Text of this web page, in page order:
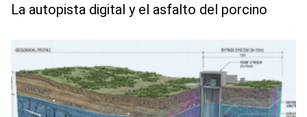
La autopista digital y el asfalto del porcino